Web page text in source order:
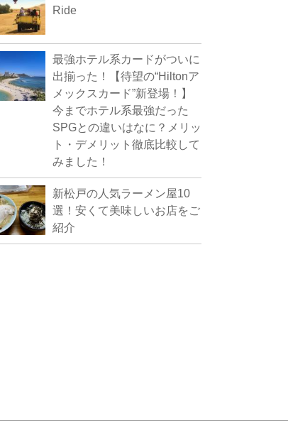
Ride
最強ホテル系カードがついに
出揃った！【待望の“Hiltonア
メックスカード”新登場！】
今までホテル系最強だった
SPGとの違いはなに？メリッ
ト・デメリット徹底比較して
みました！
新松戸の人気ラーメン屋10
選！安くて美味しいお店をご
紹介